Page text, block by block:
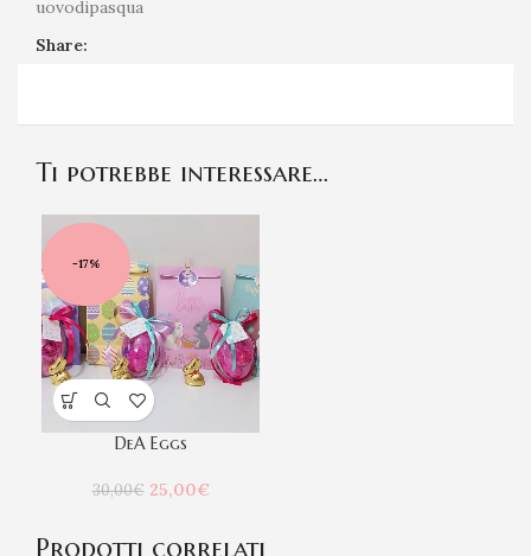
uovodipasqua
Share:
Ti potrebbe interessare…
-17%
DeA Eggs
30,00€ Il
25,00€Il
Prodotti correlati